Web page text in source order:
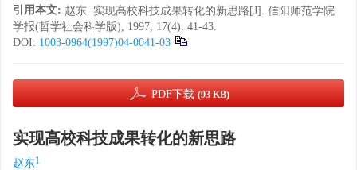
引用本文: 赵东. 实现高校科技成果转化的新思路[J]. 信阳师范学院
学报(哲学社会科学版), 1997, 17(4): 41-43.
DOI: 1003-0964(1997)04-0041-03
PDF下载 (93 KB)
实现高校科技成果转化的新思路
赵东1